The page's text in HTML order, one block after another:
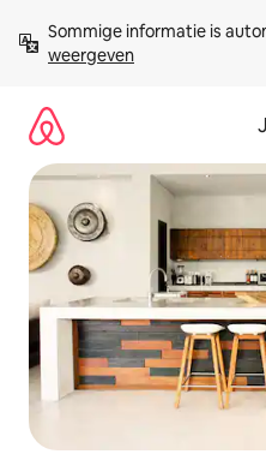
direct
naar
Sommige informatie is
weergeven